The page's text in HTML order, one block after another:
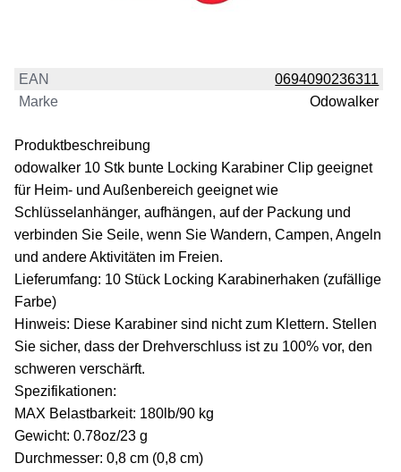
EAN
0694090236311
Marke
Odowalker
Produktbeschreibung
odowalker 10 Stk bunte Locking Karabiner Clip geeignet
für Heim- und Außenbereich geeignet wie
Schlüsselanhänger, aufhängen, auf der Packung und
verbinden Sie Seile, wenn Sie Wandern, Campen, Angeln
und andere Aktivitäten im Freien.
Lieferumfang: 10 Stück Locking Karabinerhaken (zufällige
Farbe)
Hinweis: Diese Karabiner sind nicht zum Klettern. Stellen
Sie sicher, dass der Drehverschluss ist zu 100% vor, den
schweren verschärft.
Spezifikationen:
MAX Belastbarkeit: 180lb/90 kg
Gewicht: 0.78oz/23 g
Durchmesser: 0,8 cm (0,8 cm)